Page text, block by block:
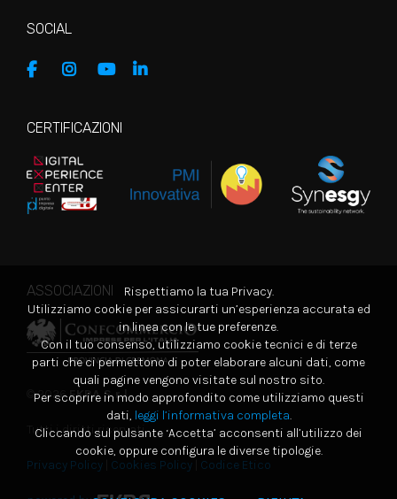
SOCIAL
CERTIFICAZIONI
ASSOCIAZIONI
© 2026EKRA S.r.l.
Tutti i diritti riservati
Privacy Policy Cookies Policy Codice Etico
Rispettiamo la tua Privacy.
Utilizziamo cookie per assicurarti un’esperienza accurata ed
in linea con le tue preferenze.
Con il tuo consenso, utilizziamo cookie tecnici e di terze
parti che ci permettono di poter elaborare alcuni dati, come
quali pagine vengono visitate sul nostro sito.
Per scoprire in modo approfondito come utilizziamo questi
dati, leggi l’informativa completa.
Cliccando sul pulsante ‘Accetta’ acconsenti all’utilizzo dei
cookie, oppure configura le diverse tipologie.